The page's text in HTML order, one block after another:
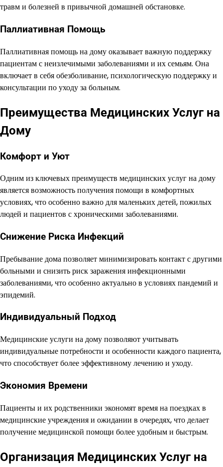
травм и болезней в привычной домашней обстановке.
Паллиативная Помощь
Паллиативная помощь на дому оказывает важную поддержку
пациентам с неизлечимыми заболеваниями и их семьям. Она
включает в себя обезболивание, психологическую поддержку и
консультации по уходу за больным.
Преимущества Медицинских Услуг на
Дому
Комфорт и Уют
Одним из ключевых преимуществ медицинских услуг на дому
является возможность получения помощи в комфортных
условиях, что особенно важно для маленьких детей, пожилых
людей и пациентов с хроническими заболеваниями.
Снижение Риска Инфекций
Пребывание дома позволяет минимизировать контакт с другими
больными и снизить риск заражения инфекционными
заболеваниями, что особенно актуально в условиях пандемий и
эпидемий.
Индивидуальный Подход
Медицинские услуги на дому позволяют учитывать
индивидуальные потребности и особенности каждого пациента,
что способствует более эффективному лечению и уходу.
Экономия Времени
Пациенты и их родственники экономят время на поездках в
медицинские учреждения и ожидании в очередях, что делает
получение медицинской помощи более удобным и быстрым.
Организация Медицинских Услуг на